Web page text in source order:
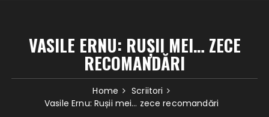
VASILE ERNU: RUȘII MEI… ZECE
RECOMANDĂRI
Home
Scriitori
Vasile Ernu: Rușii mei… zece recomandări